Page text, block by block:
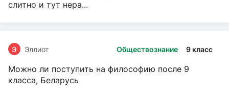
слитно и тут нера...
Обществознание 9 класс
Э Эллиот
Можно ли поступить на философию после 9
класса, Беларусь